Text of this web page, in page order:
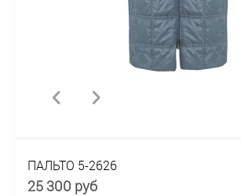
ПАЛЬТО 5-2626
25 300 руб